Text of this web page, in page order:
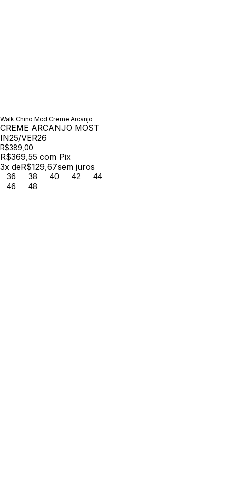
Walk Chino Mcd Creme Arcanjo
CREME ARCANJO MOST
IN25/VER26
R$389,00
R$369,55 com Pix
3x deR$129,67sem juros
36 38 40 42
44
46
48